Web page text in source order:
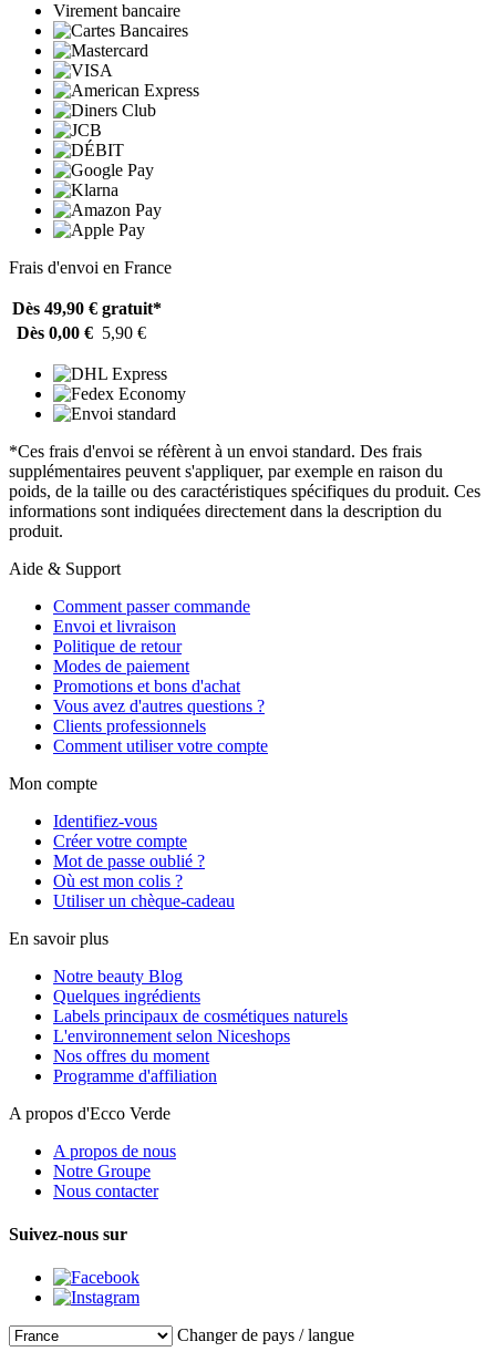
Virement bancaire
Frais d'envoi en France
Dès 49,90 € gratuit*
Dès 0,00 € 5,90 €
*Ces frais d'envoi se réfèrent à un envoi standard. Des frais
supplémentaires peuvent s'appliquer, par exemple en raison du
poids, de la taille ou des caractéristiques spécifiques du produit. Ces
informations sont indiquées directement dans la description du
produit.
Aide & Support
Comment passer commande
Envoi et livraison
Politique de retour
Modes de paiement
Promotions et bons d'achat
Vous avez d'autres questions ?
Clients professionnels
Comment utiliser votre compte
Mon compte
Identifiez-vous
Créer votre compte
Mot de passe oublié ?
Où est mon colis ?
Utiliser un chèque-cadeau
En savoir plus
Notre beauty Blog
Quelques ingrédients
Labels principaux de cosmétiques naturels
L'environnement selon Niceshops
Nos offres du moment
Programme d'affiliation
A propos d'Ecco Verde
A propos de nous
Notre Groupe
Nous contacter
Suivez-nous sur
Changer de pays / langue